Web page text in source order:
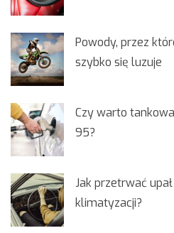
Powody, przez
szybko się luzuje
Czy warto
95?
Jak przetrwać
klimatyzacji?